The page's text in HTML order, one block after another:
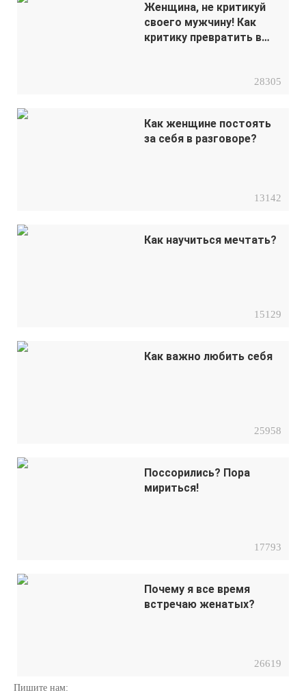
Пишите нам:
Женщина, не критикуй
своего мужчину! Как
критику превратить в
28305
Как женщине постоять
за себя в разговоре?
13142
Как научиться мечтать?
15129
Как важно любить себя
25958
Поссорились? Пора
мириться!
17793
Почему я все время
встречаю женатых?
26619